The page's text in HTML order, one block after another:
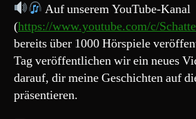
Auf unserem YouTube-Kanal
(https://www.youtube.com/c/
bereits über 1000 Hörspiele
Tag veröffentlichen wir ein neues
darauf, dir meine Geschichten auf
präsentieren.